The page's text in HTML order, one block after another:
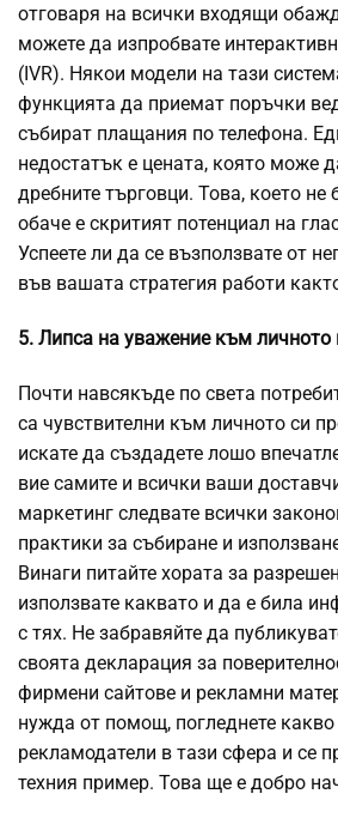
отговаря на всички входящи
можете да изпробвате
(IVR). Някои модели на тази
функцията да приемат поръчки
събират плащания по телефона.
недостатък е цената, която може
дребните търговци. Това, което не
обаче е скритият потенциал на
Успеете ли да се възползвате от
във вашата стратегия работи
5. Липса на уважение към личното
Почти навсякъде по света
са чувствителни към личното си
искате да създадете лошо
вие самите и всички ваши
маркетинг следвате всички
практики за събиране и
Винаги питайте хората за
използвате каквато и да е била
с тях. Не забравяйте да
своята декларация за
фирмени сайтове и рекламни
нужда от помощ, погледнете
рекламодатели в тази сфера и се
техния пример. Това ще е добро